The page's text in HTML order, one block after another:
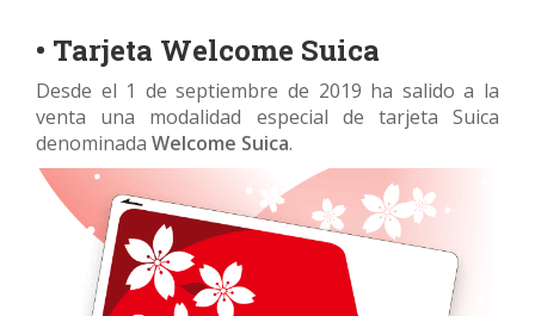
• Tarjeta Welcome Suica
Desde el 1 de septiembre de 2019 ha salido a la
venta una modalidad especial de tarjeta Suica
denominada Welcome Suica.